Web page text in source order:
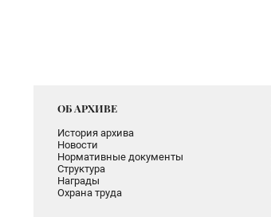
ОБ АРХИВЕ
История архива
Новости
Нормативные документы
Структура
Награды
Охрана труда